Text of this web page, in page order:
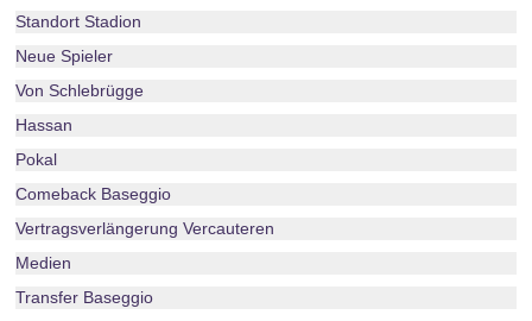
Standort Stadion
Neue Spieler
Von Schlebrügge
Hassan
Pokal
Comeback Baseggio
Vertragsverlängerung Vercauteren
Medien
Transfer Baseggio